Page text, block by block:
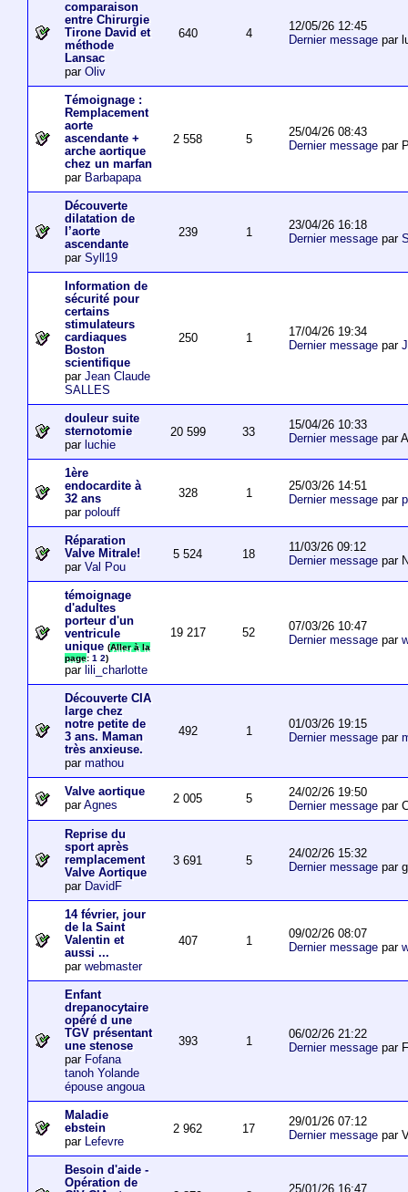
comparaison
entre Chirurgie
Tirone David et
méthode
Lansac
par Oliv
640 4
12/05/26 12:45
Dernier messagepar
Témoignage :
Remplacement
aorte
ascendante +
arche aortique
chez un marfan
par Barbapapa
2 558 5
25/04/26 08:43
Dernier messagepar
Découverte
dilatation de
l’aorte
ascendante
par Syll19
239 1
23/04/26 16:18
Dernier messagepar
Information de
sécurité pour
certains
stimulateurs
cardiaques
Boston
scientifique
par Jean Claude
SALLES
250 1
17/04/26 19:34
Dernier messagepar
douleur suite
sternotomie
par luchie
20 599 33
15/04/26 10:33
Dernier messagepar
1ère
endocardite à
32 ans
par polouff
328 1
25/03/26 14:51
Dernier messagepar
Réparation
Valve Mitrale!
par Val Pou
5 524 18
11/03/26 09:12
Dernier messagepar
témoignage
d'adultes
porteur d'un
ventricule
unique (Aller à la
page: 1 2)
par lili_charlotte
19 217 52
07/03/26 10:47
Dernier messagepar
Découverte CIA
large chez
notre petite de
3 ans. Maman
très anxieuse.
par mathou
492 1
01/03/26 19:15
Dernier messagepar
Valve aortique
parAgnes 2 005 5
24/02/26 19:50
Dernier messagepar
Reprise du
sport après
remplacement
Valve Aortique
par DavidF
3 691 5
24/02/26 15:32
Dernier messagepar
14 février, jour
de la Saint
Valentin et
aussi ...
par webmaster
407 1
09/02/26 08:07
Dernier messagepar
Enfant
drepanocytaire
opéré d une
TGV présentant
une stenose
par Fofana
tanoh Yolande
épouse angoua
393 1
06/02/26 21:22
Dernier messagepar
Maladie
ebstein
par Lefevre
2 962 17
29/01/26 07:12
Dernier messagepar
Besoin d'aide -
Opération de
25/01/26 16:47